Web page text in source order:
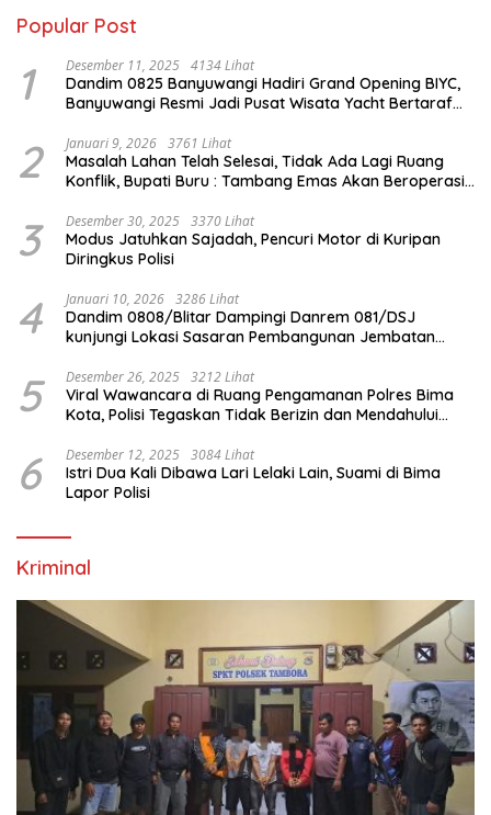
Popular Post
1 Desember 11, 2025 4134 Lihat
Dandim 0825 Banyuwangi Hadiri Grand Opening BIYC,
Banyuwangi Resmi Jadi Pusat Wisata Yacht Bertaraf
2 Januari 9, 2026 3761 Lihat
Masalah Lahan Telah Selesai, Tidak Ada Lagi Ruang
Konflik, Bupati Buru : Tambang Emas Akan Beroperasi
3 Desember 30, 2025 3370 Lihat
Modus Jatuhkan Sajadah, Pencuri Motor di Kuripan
Diringkus Polisi
4 Januari 10, 2026 3286 Lihat
Dandim 0808/Blitar Dampingi Danrem 081/DSJ
kunjungi Lokasi Sasaran Pembangunan Jembatan
5 Desember 26, 2025 3212 Lihat
Viral Wawancara di Ruang Pengamanan Polres Bima
Kota, Polisi Tegaskan Tidak Berizin dan Mendahului
6 Desember 12, 2025 3084 Lihat
Istri Dua Kali Dibawa Lari Lelaki Lain, Suami di Bima
Lapor Polisi
Kriminal